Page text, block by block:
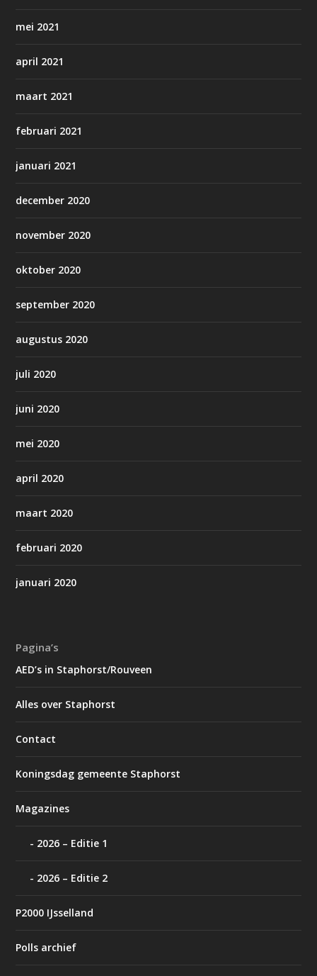
mei 2021
april 2021
maart 2021
februari 2021
januari 2021
december 2020
november 2020
oktober 2020
september 2020
augustus 2020
juli 2020
juni 2020
mei 2020
april 2020
maart 2020
februari 2020
januari 2020
Pagina’s
AED’s in Staphorst/Rouveen
Alles over Staphorst
Contact
Koningsdag gemeente Staphorst
Magazines
2026 – Editie 1
2026 – Editie 2
P2000 IJsselland
Polls archief